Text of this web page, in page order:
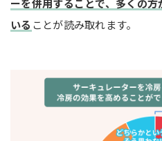
いる ことが読み取れます。